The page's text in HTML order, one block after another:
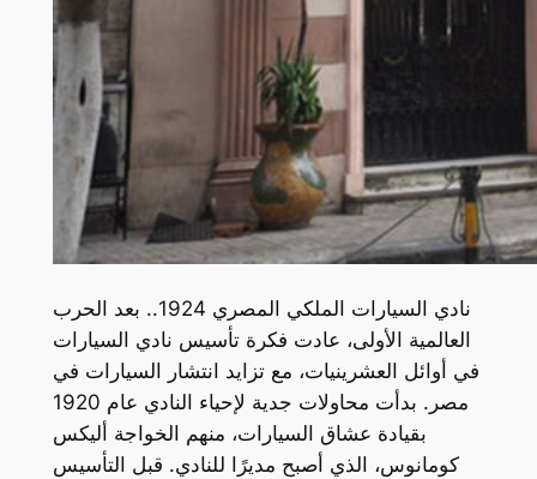
نادي السيارات الملكي المصري 1924.. بعد الحرب
العالمية الأولى، عادت فكرة تأسيس نادي السيارات
في أوائل العشرينيات، مع تزايد انتشار السيارات في
مصر. بدأت محاولات جدية لإحياء النادي عام 1920
بقيادة عشاق السيارات، منهم الخواجة أليكس
كومانوس، الذي أصبح مديرًا للنادي. قبل التأسيس